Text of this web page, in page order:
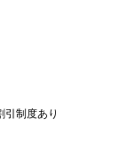
引制度あり